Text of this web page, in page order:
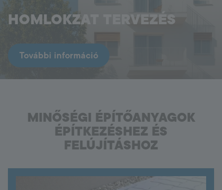
Hungary
HOMLOKZAT TERVEZÉS
További információ
MINŐSÉGI ÉPÍTŐANYAGOK
ÉPÍTKEZÉSHEZ ÉS
FELÚJÍTÁSHOZ